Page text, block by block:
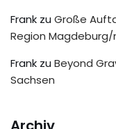
Frank zu Große
Region
Frank zu Beyond
Sachsen